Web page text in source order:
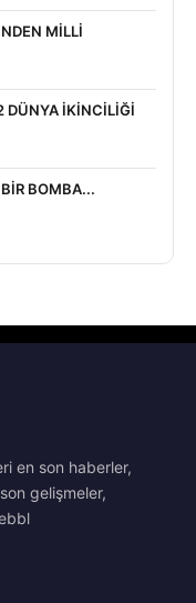
MİLLİ
DÜNYA İKİNCİLİĞİ
BOMBA...
en son haberler,
gelişmeler,